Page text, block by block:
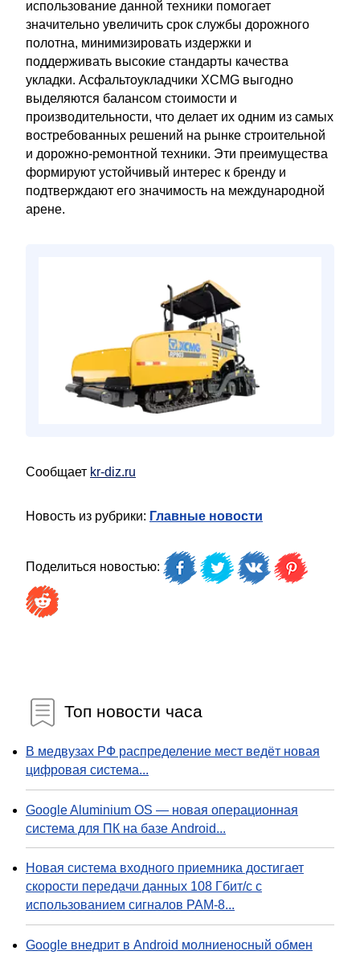
использование данной техники помогает
значительно увеличить срок службы дорожного
полотна, минимизировать издержки и
поддерживать высокие стандарты качества
укладки. Асфальтоукладчики XCMG выгодно
выделяются балансом стоимости и
производительности, что делает их одним из самых
востребованных решений на рынке строительной
и дорожно-ремонтной техники. Эти преимущества
формируют устойчивый интерес к бренду и
подтверждают его значимость на международной
арене.
Сообщает kr-diz.ru
Новость из рубрики: Главные новости
Поделиться новостью:
Топ новости часа
В медвузах РФ распределение мест ведёт новая
цифровая система...
Google Aluminium OS — новая операционная
система для ПК на базе Android...
Новая система входного приемника достигает
скорости передачи данных 108 Гбит/с с
использованием сигналов PAM-8...
Google внедрит в Android молниеносный обмен